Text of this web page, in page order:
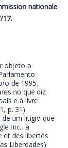
nationale
17.
objeto a
de 1995,
no que diz
e à livre
p. 31).
um litígio que
Inc., à
et des libertés
Liberdades)